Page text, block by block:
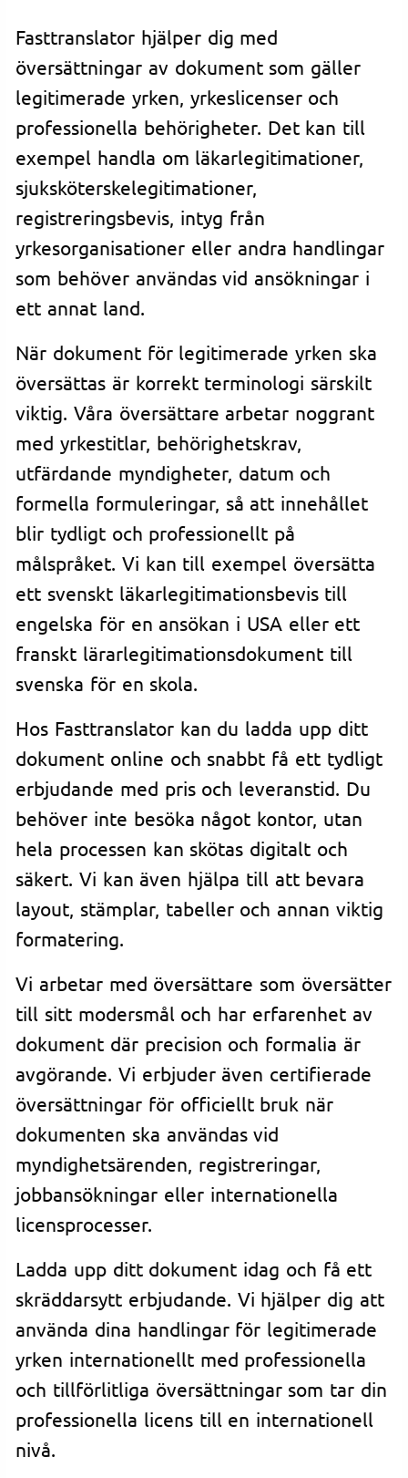
Fasttranslator hjälper dig med
översättningar av dokument som gäller
legitimerade yrken, yrkeslicenser och
professionella behörigheter. Det kan till
exempel handla om läkarlegitimationer,
sjuksköterskelegitimationer,
registreringsbevis, intyg från
yrkesorganisationer eller andra handlingar
som behöver användas vid ansökningar i
ett annat land.
När dokument för legitimerade yrken ska
översättas är korrekt terminologi särskilt
viktig. Våra översättare arbetar noggrant
med yrkestitlar, behörighetskrav,
utfärdande myndigheter, datum och
formella formuleringar, så att innehållet
blir tydligt och professionellt på
målspråket. Vi kan till exempel översätta
ett svenskt läkarlegitimationsbevis till
engelska för en ansökan i USA eller ett
franskt lärarlegitimationsdokument till
svenska för en skola.
Hos Fasttranslator kan du ladda upp ditt
dokument online och snabbt få ett tydligt
erbjudande med pris och leveranstid. Du
behöver inte besöka något kontor, utan
hela processen kan skötas digitalt och
säkert. Vi kan även hjälpa till att bevara
layout, stämplar, tabeller och annan viktig
formatering.
Vi arbetar med översättare som översätter
till sitt modersmål och har erfarenhet av
dokument där precision och formalia är
avgörande. Vi erbjuder även certifierade
översättningar för officiellt bruk när
dokumenten ska användas vid
myndighetsärenden, registreringar,
jobbansökningar eller internationella
licensprocesser.
Ladda upp ditt dokument idag och få ett
skräddarsytt erbjudande. Vi hjälper dig att
använda dina handlingar för legitimerade
yrken internationellt med professionella
och tillförlitliga översättningar som tar din
professionella licens till en internationell
nivå.